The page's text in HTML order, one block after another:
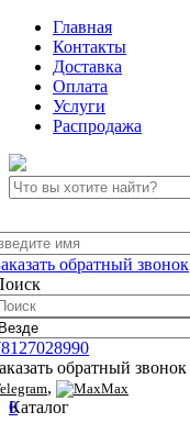
Главная
Контакты
Доставка
Оплата
Услуги
Распродажа
обратный звонок
обратный звонок
, Max
0
Каталог